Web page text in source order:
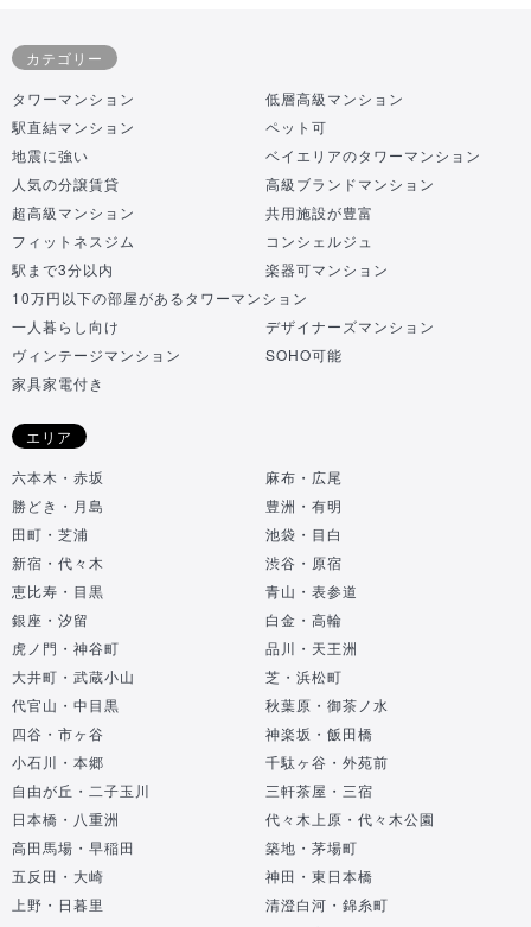
カテゴリー
タワーマンション
低層高級マンション
駅直結マンション
ペット可
地震に強い
ベイエリアのタワーマンション
人気の分譲賃貸
高級ブランドマンション
超高級マンション
共用施設が豊富
フィットネスジム
コンシェルジュ
駅まで3分以内
楽器可マンション
10万円以下の部屋があるタワーマンション
一人暮らし向け
デザイナーズマンション
ヴィンテージマンション
SOHO可能
家具家電付き
エリア
六本木・赤坂
麻布・広尾
勝どき・月島
豊洲・有明
田町・芝浦
池袋・目白
新宿・代々木
渋谷・原宿
恵比寿・目黒
青山・表参道
銀座・汐留
白金・高輪
虎ノ門・神谷町
品川・天王洲
大井町・武蔵小山
芝・浜松町
代官山・中目黒
秋葉原・御茶ノ水
四谷・市ヶ谷
神楽坂・飯田橋
小石川・本郷
千駄ヶ谷・外苑前
自由が丘・二子玉川
三軒茶屋・三宿
日本橋・八重洲
代々木上原・代々木公園
高田馬場・早稲田
築地・茅場町
五反田・大崎
神田・東日本橋
上野・日暮里
清澄白河・錦糸町